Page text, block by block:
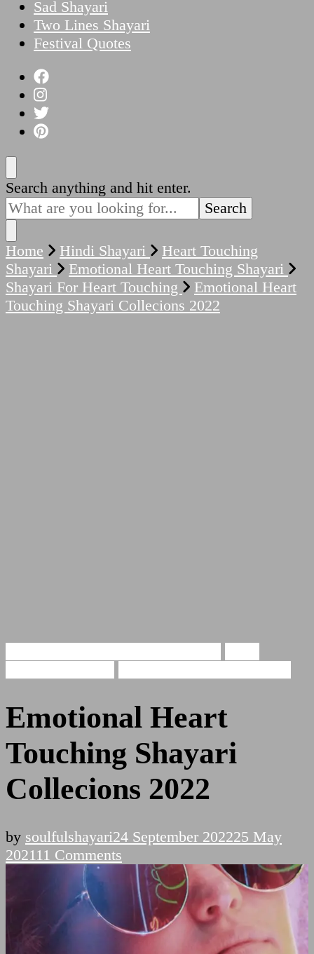
Sad Shayari
Two Lines Shayari
Festival Quotes
Looking
for
Something?
Search anything and hit enter.
Home Hindi Shayari
Heart Touching
Shayari
Emotional Heart Touching Shayari
Shayari For Heart Touching
Emotional Heart
Touching Shayari Collecions 2022
Emotional Heart
Touching Shayari
Collecions 2022
by soulfulshayari24 September 202225 May
2021 11 Comments
Emotional
Heart
Touching
Shayari